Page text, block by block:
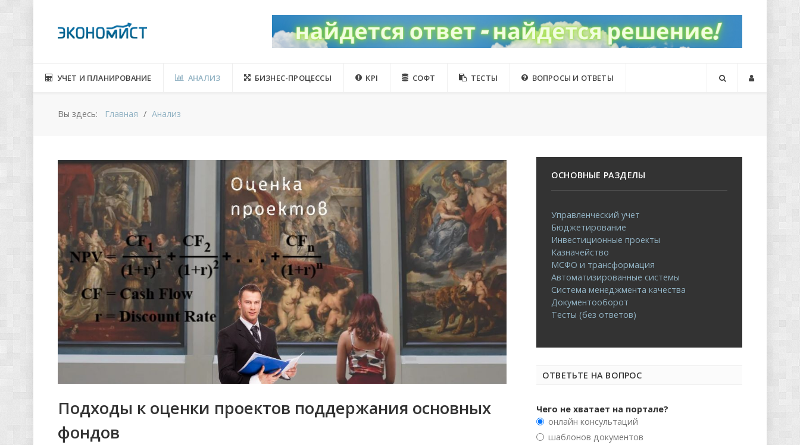
УЧЕТ И ПЛАНИРОВАНИЕ АНАЛИЗ БИЗНЕС-ПРОЦЕССЫ KPI СОФТ ТЕСТЫ ВОПРОСЫ И ОТВЕТЫ
Вы здесь: Главная Анализ
Подходы к оценки проектов поддержания основных
фондов
ОСНОВНЫЕ РАЗДЕЛЫ
Управленческий учет
Бюджетирование
Инвестиционные проекты
Казначейство
МСФО и трансформация
Автоматизированные системы
Система менеджмента качества
Документооборот
Тесты (без ответов)
ОТВЕТЬТЕ НА ВОПРОС
Чего не хватает на портале?
онлайн консультаций
шаблонов документов